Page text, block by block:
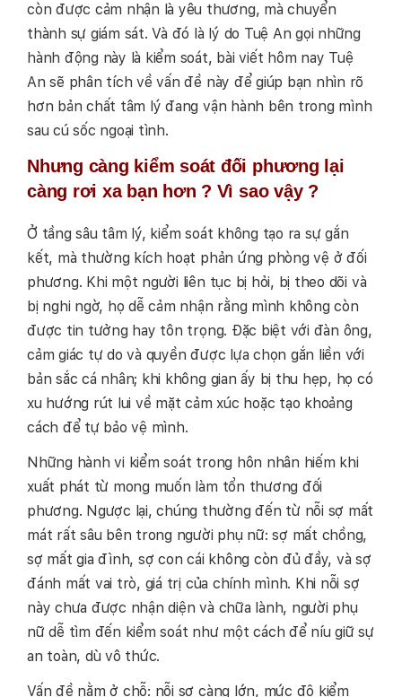
còn được cảm nhận là yêu thương, mà chuyển
thành sự giám sát. Và đó là lý do Tuệ An gọi những
hành động này là kiểm soát, bài viết hôm nay Tuệ
An sẽ phân tích về vấn đề này để giúp bạn nhìn rõ
hơn bản chất tâm lý đang vận hành bên trong mình
sau cú sốc ngoại tình.
Nhưng càng kiểm soát đối phương lại
càng rơi xa bạn hơn ? Vì sao vậy ?
Ở tầng sâu tâm lý, kiểm soát không tạo ra sự gắn
kết, mà thường kích hoạt phản ứng phòng vệ ở đối
phương. Khi một người liên tục bị hỏi, bị theo dõi và
bị nghi ngờ, họ dễ cảm nhận rằng mình không còn
được tin tưởng hay tôn trọng. Đặc biệt với đàn ông,
cảm giác tự do và quyền được lựa chọn gắn liền với
bản sắc cá nhân; khi không gian ấy bị thu hẹp, họ có
xu hướng rút lui về mặt cảm xúc hoặc tạo khoảng
cách để tự bảo vệ mình.
Những hành vi kiểm soát trong hôn nhân hiếm khi
xuất phát từ mong muốn làm tổn thương đối
phương. Ngược lại, chúng thường đến từ nỗi sợ mất
mát rất sâu bên trong người phụ nữ: sợ mất chồng,
sợ mất gia đình, sợ con cái không còn đủ đầy, và sợ
đánh mất vai trò, giá trị của chính mình. Khi nỗi sợ
này chưa được nhận diện và chữa lành, người phụ
nữ dễ tìm đến kiểm soát như một cách để níu giữ sự
an toàn, dù vô thức.
Vấn đề nằm ở chỗ: nỗi sợ càng lớn, mức độ kiểm